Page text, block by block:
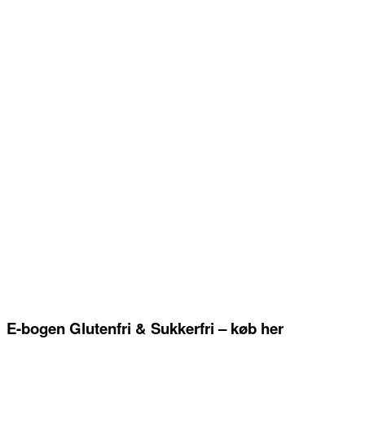
E-bogen Glutenfri & Sukkerfri – køb her